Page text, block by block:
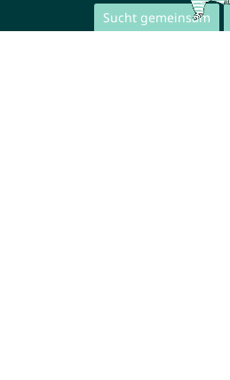
Sucht gemeinsam